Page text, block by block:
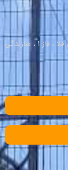
دفتر فروش : گلستان ، گرگان ، شهرک صنعتی آق قلا ، فاز 1 ، سازندگی